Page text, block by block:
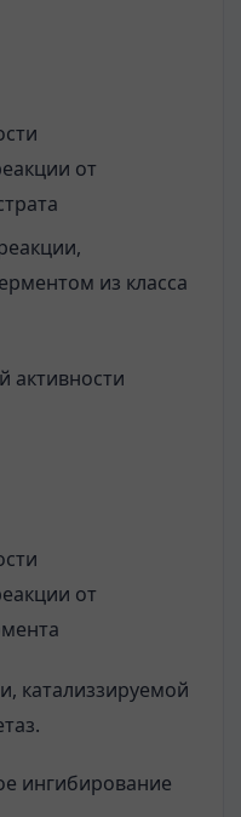
от
из класса
активности
от
катализзируемой
ингибирование